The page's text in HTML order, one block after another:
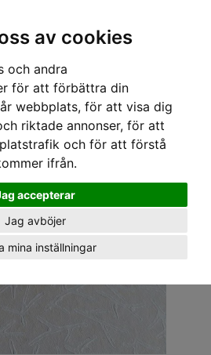
av cookies
och andra
för att förbättra din
webbplats, för att visa dig
riktade annonser, för att
och för att förstå
ifrån.
accepterar
Jag avböjer
mina inställningar
PINN - BIL 20